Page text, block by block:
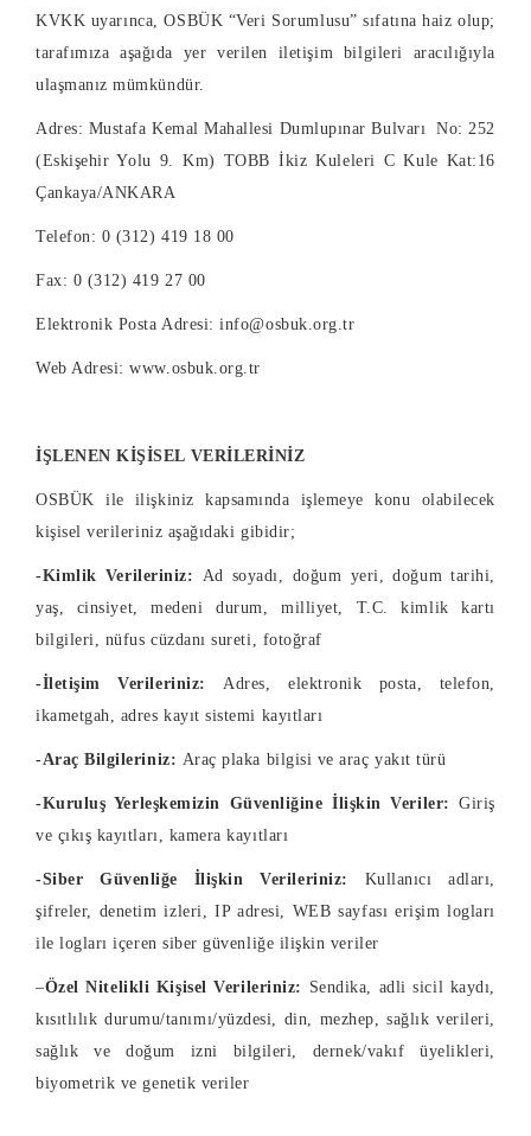
KVKK uyarınca, OSBÜK “Veri Sorumlusu” sıfatına haiz olup;
tarafımıza aşağıda yer verilen iletişim bilgileri aracılığıyla
ulaşmanız mümkündür.
Adres: Mustafa Kemal Mahallesi Dumlupınar Bulvarı No: 252
(Eskişehir Yolu 9. Km) TOBB İkiz Kuleleri C Kule Kat:16
Çankaya/ANKARA
Telefon: 0 (312) 419 18 00
Fax: 0 (312) 419 27 00
Elektronik Posta Adresi:info@osbuk.org.tr
Web Adresi:www.osbuk.org.tr
İŞLENEN KİŞİSEL VERİLERİNİZ
OSBÜK ile ilişkiniz kapsamında işlemeye konu olabilecek
kişisel verileriniz aşağıdaki gibidir;
-Kimlik Verileriniz: Ad soyadı, doğum yeri, doğum tarihi,
yaş, cinsiyet, medeni durum, milliyet, T.C. kimlik kartı
bilgileri, nüfus cüzdanı sureti, fotoğraf
-İletişim Verileriniz:Adres, elektronik posta, telefon,
ikametgah, adres kayıt sistemi kayıtları
-Araç Bilgileriniz: Araç plaka bilgisi ve araç yakıt türü
-Kuruluş Yerleşkemizin Güvenliğine İlişkin Veriler:Giriş
ve çıkış kayıtları, kamera kayıtları
-Siber Güvenliğe İlişkin Verileriniz: Kullanıcı adları,
şifreler, denetim izleri, IP adresi, WEB sayfası erişim logları
ile logları içeren siber güvenliğe ilişkin veriler
–Özel Nitelikli Kişisel Verileriniz: Sendika, adli sicil kaydı,
kısıtlılık durumu/tanımı/yüzdesi, din, mezhep, sağlık verileri,
sağlık ve doğum izni bilgileri, dernek/vakıf üyelikleri,
biyometrik ve genetik veriler